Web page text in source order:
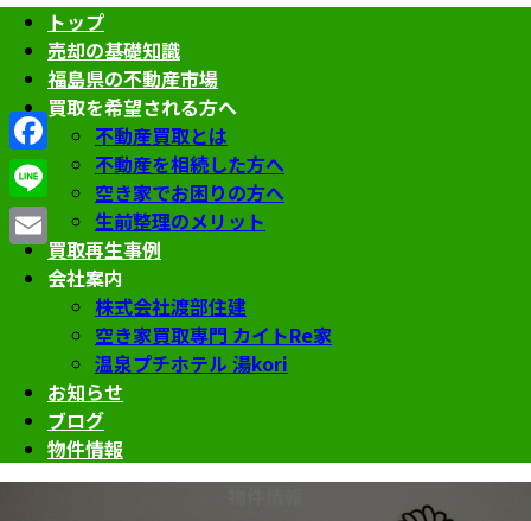
プ
動
トップ
売却の基礎知識
福島県の不動産市場
買取を希望される方へ
不動産買取とは
不動産を相続した方へ
空き家でお困りの方へ
生前整理のメリット
買取再生事例
会社案内
株式会社渡部住建
空き家買取専門 カイトRe家
温泉プチホテル 湯kori
お知らせ
ブログ
物件情報
Facebook
Line
Email